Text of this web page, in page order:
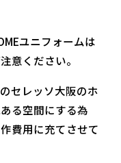
ユニフォームは
意ください。
セレッソ大阪のホ
る空間にする為
費用に充てさせて